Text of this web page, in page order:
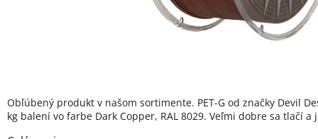
Obľúbený produkt v našom sortimente. PET-G od značky Devil
kg balení vo farbe Dark Copper, RAL 8029. Veľmi dobre sa tlačí a